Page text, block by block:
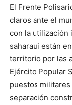
El Frente
claros ante el
con la utilización
saharaui están
territorio por las
Ejército Popular
puestos
separación